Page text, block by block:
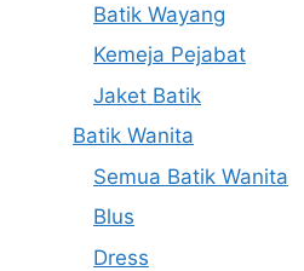
Batik Wayang
Kemeja Pejabat
Jaket Batik
Batik Wanita
Semua Batik Wanita
Blus
Dress